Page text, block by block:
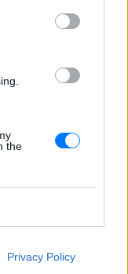
the
Privacy Policy
στην
στο Instagram